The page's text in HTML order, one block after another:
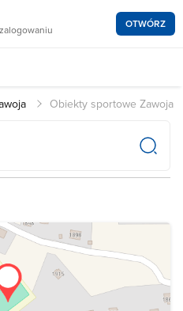
OTWÓRZ
Obiekty sportowe Zawoja